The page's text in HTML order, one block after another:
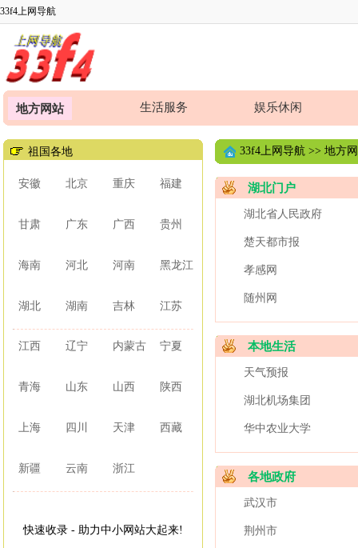
33f4上网导航
地方网站 生活服务 娱乐休闲
祖国各地
安徽 北京 重庆 福建
甘肃 广东 广西 贵州
海南 河北 河南 黑龙江
湖北 湖南 吉林 江苏
江西 辽宁 内蒙古 宁夏
青海 山东 山西 陕西
上海 四川 天津 西藏
新疆 云南 浙江
快速收录 - 助力中小网站大起来!
33f4上网导航 >> 地方
湖北门户
湖北省人民政府
楚天都市报
孝感网
随州网
本地生活
天气预报
湖北机场集团
华中农业大学
各地政府
武汉市
荆州市